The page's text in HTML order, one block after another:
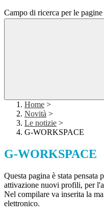
Campo di ricerca per le
Home >
Novità >
Le notizie >
G-WORKSPACE
G-WORKSPACE
Questa pagina è stata pensata
attivazione nuovi profili, per
Nel compilare va inserita la
elettronico.